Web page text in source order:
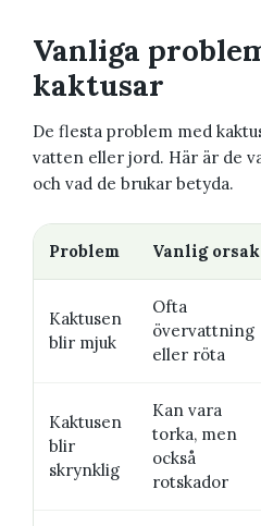
Vanliga
kaktusar
De flesta problem med
vatten eller jord. Här är de
och vad de brukar betyda.
Problem Vanlig orsak
Kaktusen
blir mjuk
Ofta
övervattning
eller röta
Kaktusen
blir
skrynklig
Kan vara
torka, men
också
rotskador